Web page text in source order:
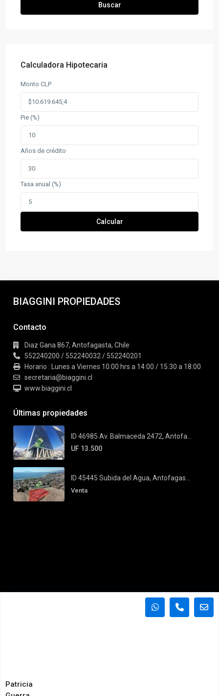
Buscar
Calculadora Hipotecaria
Monto CLP
Pie (%)
Años de crédito
Tasa anual (%)
Calcular
BIAGGINI PROPIEDADES
Contacto
Diaz Gana 867, Antofagasta, Chile
552240200 / 552240032 / 552240201
Horario : Lunes a Viernes 10:00 hrs a 14:00 / 15:30 a 18:00
secretaria@biaggini.cl
www.biaggini.cl
Últimas propiedades
ID 46985 Av. Balmaceda 2472, Antofa...
UF 13.500
ID 45445 Subida del Agua, Antofagas...
Venta
Patricia